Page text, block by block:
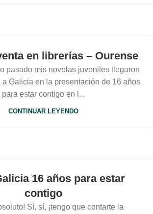
en librerías – Ourense
pasado mis novelas juveniles llegaron
a Galicia en la presentación de 16 años
para estar contigo en l...
CONTINUAR LEYENDO
16 años para estar
contigo
Sí, sí, ¡tengo que contarte la